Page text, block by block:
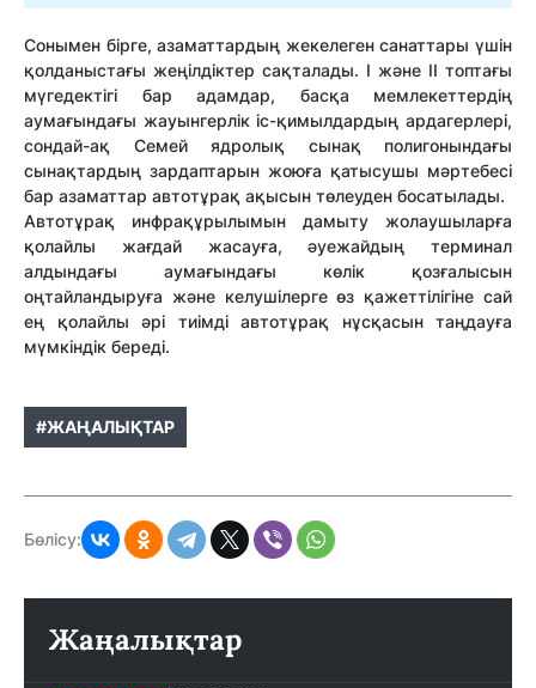
Сонымен бірге, азаматтардың жекелеген санаттары үшін
қолданыстағы жеңілдіктер сақталады. I және II топтағы
мүгедектігі бар адамдар, басқа мемлекеттердің
аумағындағы жауынгерлік іс-қимылдардың ардагерлері,
сондай-ақ Семей ядролық сынақ полигонындағы
сынақтардың зардаптарын жоюға қатысушы мәртебесі
бар азаматтар автотұрақ ақысын төлеуден босатылады.
Автотұрақ инфрақұрылымын дамыту жолаушыларға
қолайлы жағдай жасауға, әуежайдың терминал
алдындағы аумағындағы көлік қозғалысын
оңтайландыруға және келушілерге өз қажеттілігіне сай
ең қолайлы әрі тиімді автотұрақ нұсқасын таңдауға
мүмкіндік береді.
#ЖАҢАЛЫҚТАР
Бөлісу:
Жаңалықтар